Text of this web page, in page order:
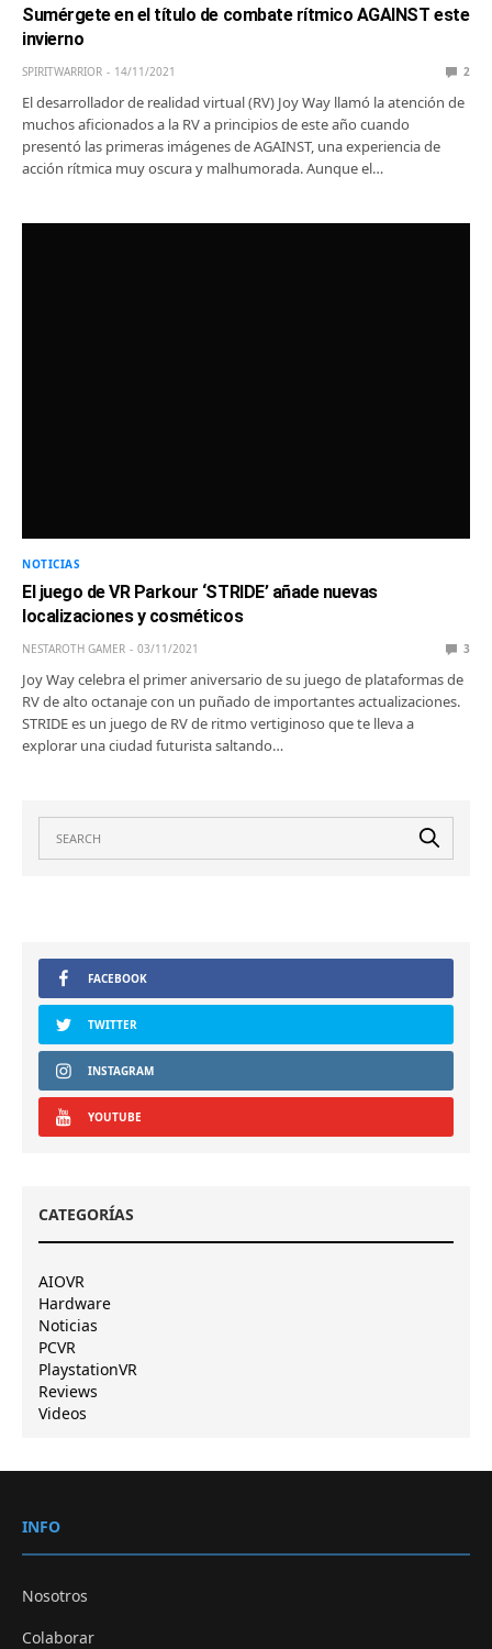
Sumérgete en el título de combate rítmico AGAINST este
invierno
SPIRITWARRIOR 14/11/2021 2
El desarrollador de realidad virtual (RV) Joy Way llamó la atención de
muchos aficionados a la RV a principios de este año cuando
presentó las primeras imágenes de AGAINST, una experiencia de
acción rítmica muy oscura y malhumorada. Aunque el…
NOTICIAS
El juego de VR Parkour ‘STRIDE’ añade nuevas
localizaciones y cosméticos
NESTAROTH GAMER 03/11/2021 3
Joy Way celebra el primer aniversario de su juego de plataformas de
RV de alto octanaje con un puñado de importantes actualizaciones.
STRIDE es un juego de RV de ritmo vertiginoso que te lleva a
explorar una ciudad futurista saltando…
FACEBOOK
TWITTER
INSTAGRAM
YOUTUBE
CATEGORÍAS
AIOVR
Hardware
Noticias
PCVR
PlaystationVR
Reviews
Videos
INFO
Nosotros
Colaborar